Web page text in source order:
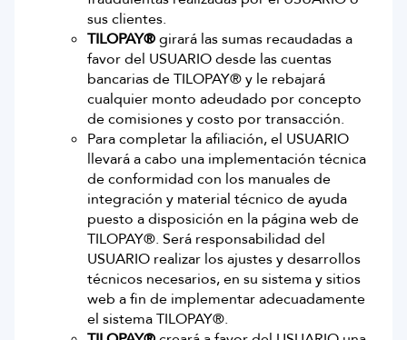
sus clientes.
TILOPAY®girará las sumas recaudadas a
favor del USUARIO desde las cuentas
bancarias de TILOPAY® y le rebajará
cualquier monto adeudado por concepto
de comisiones y costo por transacción.
Para completar la afiliación, el USUARIO
llevará a cabo una implementación técnica
de conformidad con los manuales de
integración y material técnico de ayuda
puesto a disposición en la página web de
TILOPAY®. Será responsabilidad del
USUARIO realizar los ajustes y desarrollos
técnicos necesarios, en su sistema y sitios
web a fin de implementar adecuadamente
el sistema TILOPAY®.